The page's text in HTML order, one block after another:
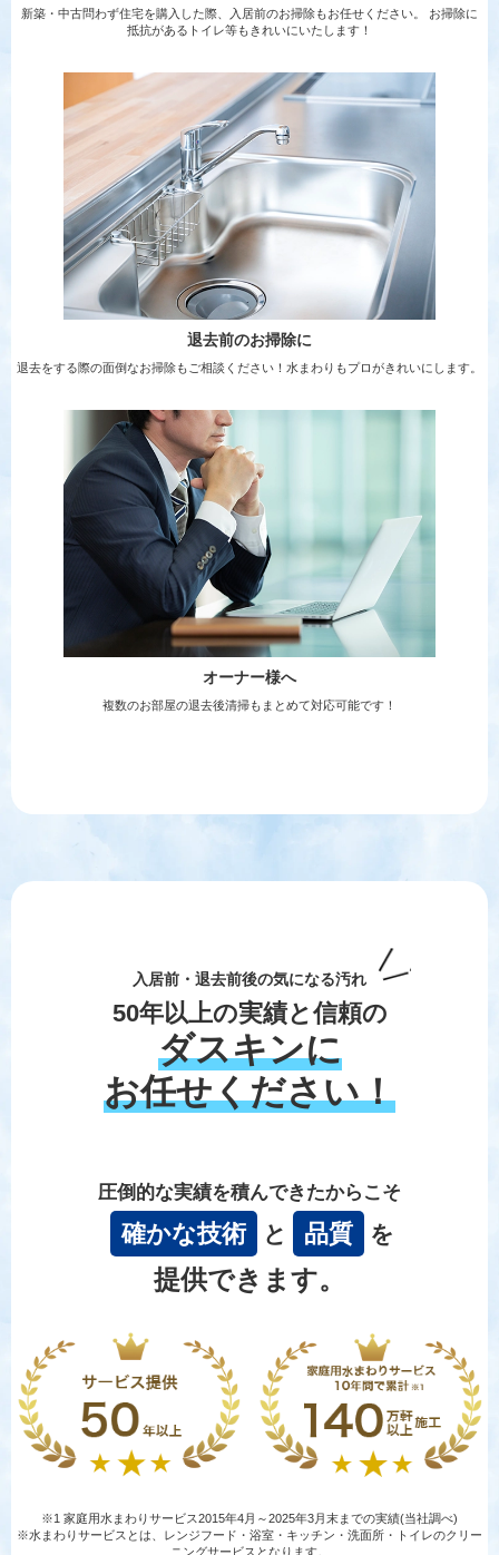
新築・中古問わず住宅を購入した際、入居前のお掃除もお任せください。 お掃除に
抵抗があるトイレ等もきれいにいたします！
退去前のお掃除に
退去をする際の面倒なお掃除もご相談ください！水まわりもプロがきれいにします。
オーナー様へ
複数のお部屋の退去後清掃もまとめて対応可能です！
入居前・退去前後の気になる汚れ
50年以上の実績と信頼の
ダスキンに
お任せください！
圧倒的な実績を積んできたからこそ
確かな技術 と 品質 を
提供できます。
※1 家庭用水まわりサービス2015年4月～2025年3月末までの実績(当社調べ)
※水まわりサービスとは、レンジフード・浴室・キッチン・洗面所・トイレのクリー
ニングサービスとなります。